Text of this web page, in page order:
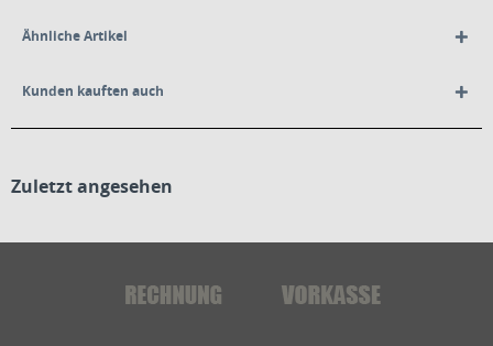
Ähnliche Artikel
Kunden kauften auch
Zuletzt angesehen